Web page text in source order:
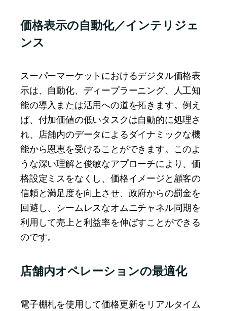
価格表示の自動化／インテリジェ
ンス
スーパーマーケットにおけるデジタル価格表
示は、自動化、ディープラーニング、人工知
能の導入または活用への道を拓きます。例え
ば、付加価値の低いタスクは自動的に処理さ
れ、店舗内のデータによるダイナミックな機
能から恩恵を受けることができます。このよ
うな深い理解と俊敏なアプローチにより、価
格設定ミスをなくし、価格イメージと顧客の
信頼と満足度を向上させ、政府からの罰金を
回避し、シームレスなオムニチャネル同期を
利用して売上と利益率を伸ばすことができる
のです。
店舗内オペレーションの最適化
電子棚札を使用して価格更新をリアルタイム